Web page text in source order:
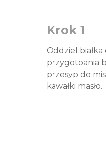
Krok 1
Oddziel białka
przygotoania
przesyp do
kawałki masło.